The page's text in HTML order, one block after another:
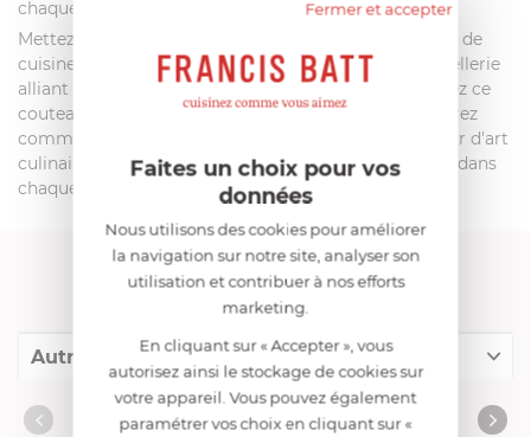
chaque étape.
Mettez la perfection entre vos mains avec le Couteau de
cuisine du chef Forgé Pro 20 cm, un bijou de la coutellerie
alliant manche noir élégant et rivets en laiton. Ajoutez ce
couteau incontournable à votre collection et découvrez
comment il élève chaque coupe à un niveau supérieur d'art
culinaire. Comptez sur Francis Batt pour l'excellence dans
chaque découpe.
FRANCIS BATT RECOMMANDE
Autres références
Collection "Coutellerie & Accessoires"
AUTRES RÉFÉRENCES
Fermer et accepter
Faites un choix pour vos
données
Nous utilisons des cookies pour améliorer
la navigation sur notre site, analyser son
utilisation et contribuer à nos efforts
marketing.
En cliquant sur « Accepter », vous
autorisez ainsi le stockage de cookies sur
votre appareil. Vous pouvez également
paramétrer vos choix en cliquant sur «